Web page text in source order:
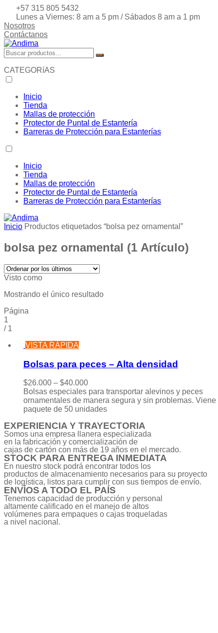
+57 315 805 5432
Lunes a Viernes: 8 am a 5 pm / Sábados 8 am a 1 pm
Nosotros
Contáctanos
CATEGORíAS
Inicio
Tienda
Mallas de protección
Protector de Puntal de Estantería
Barreras de Protección para Estanterías
Inicio
Tienda
Mallas de protección
Protector de Puntal de Estantería
Barreras de Protección para Estanterías
Inicio Productos etiquetados “bolsa pez ornamental”
bolsa pez ornamental (1 Artículo)
Visto como
Mostrando el único resultado
Página
1
/ 1
VISTA RÁPIDA
Bolsas para peces – Alta densidad
$26.000 – $40.000
Bolsas especiales para transportar alevinos y peces
ornamentales de manera segura y sin problemas. Viene
paquete de 50 unidades
EXPERIENCIA Y TRAYECTORIA
Somos una empresa llanera especializada
en la fabricación y comercialización de
cajas de cartón con más de 19 años en el mercado.
STOCK PARA ENTREGA INMEDIATA
En nuestro stock podrá encontrar todos los
productos de almacenamiento necesarios para su proyecto
de logística, listos para cumplir con sus tiempos de envío.
ENVÍOS A TODO EL PAÍS
Tenemos capacidad de producción y personal
altamente calificado en el manejo de altos
volúmenes para empaques o cajas troqueladas
a nivel nacional.